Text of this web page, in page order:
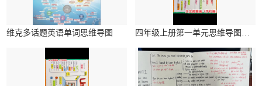
维克多话题英语单词思维导图